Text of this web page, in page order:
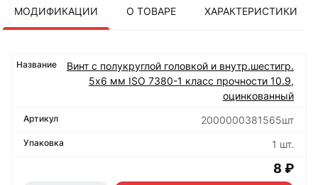
МОДИФИКАЦИИ О ТОВАРЕ ХАРАКТЕРИСТИКИ
Винт с полукруглой головкой и внутр.шестигр.
5х6 мм ISO 7380-1 класс прочности 10.9,
оцинкованный
2000000381565шт
1 шт.
8 ₽